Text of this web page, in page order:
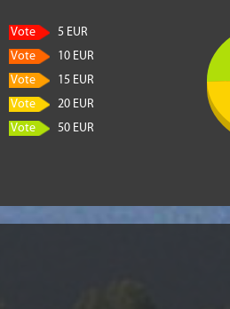
Vote
5 EUR
Vote
10 EUR
Vote
15 EUR
Vote
20 EUR
Vote
50 EUR